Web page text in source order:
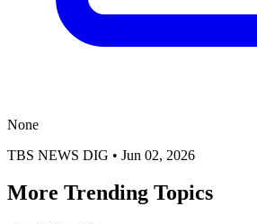
None
TBS NEWS DIG • Jun 02, 2026
More Trending Topics